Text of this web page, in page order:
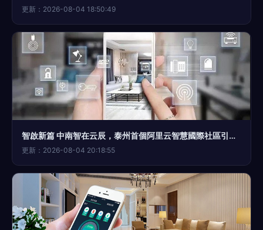
更新：2026-08-04 18:50:49
智啟新篇 中南智在云辰，泰州首個阿里云智慧國際社區引領智能家居革命
更新：2026-08-04 20:18:55